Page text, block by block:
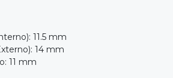
11.5 mm
14 mm
11 mm